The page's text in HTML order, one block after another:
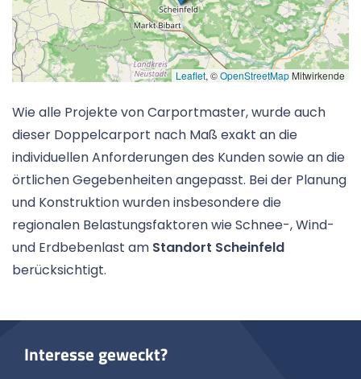
Leaflet, ©OpenStreetMap Mitwirkende
Wie alle Projekte von Carportmaster, wurde auch
dieser Doppelcarport nach Maß exakt an die
individuellen Anforderungen des Kunden sowie an die
örtlichen Gegebenheiten angepasst. Bei der Planung
und Konstruktion wurden insbesondere die
regionalen Belastungsfaktoren wie Schnee-, Wind-
und Erdbebenlast am Standort Scheinfeld
berücksichtigt.
Interesse geweckt?